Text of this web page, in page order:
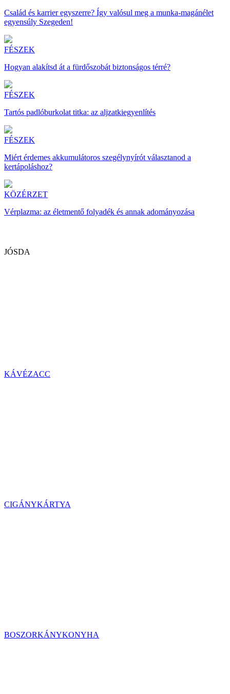
Család és karrier egyszerre? Így valósul meg a munka-magánélet
egyensúly Szegeden!
FÉSZEK
Hogyan alakítsd át a fürdőszobát biztonságos térré?
FÉSZEK
Tartós padlóburkolat titka: az aljzatkiegyenlítés
FÉSZEK
Miért érdemes akkumulátoros szegélynyírót választanod a
kertápoláshoz?
KÖZÉRZET
Vérplazma: az életmentő folyadék és annak adományozása
JÓSDA
KÁVÉZACC
CIGÁNYKÁRTYA
BOSZORKÁNYKONYHA